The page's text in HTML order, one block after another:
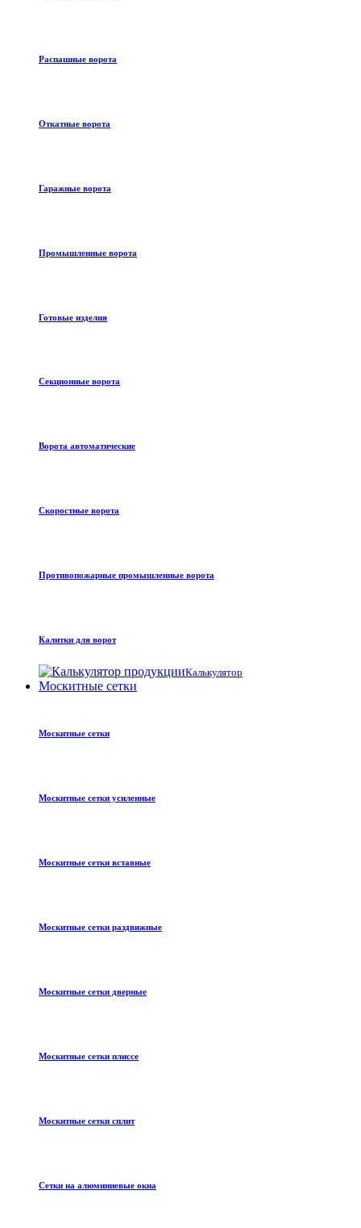
Распашные ворота
Откатные ворота
Гаражные ворота
Промышленные ворота
Готовые изделия
Секционные ворота
Ворота автоматические
Скоростные ворота
Противопожарные промышленные ворота
Калитки для ворот
Калькулятор
Москитные сетки
Москитные сетки
Москитные сетки усиленные
Москитные сетки вставные
Москитные сетки раздвижные
Москитные сетки дверные
Москитные сетки плиссе
Москитные сетки сплит
Сетки на алюминиевые окна